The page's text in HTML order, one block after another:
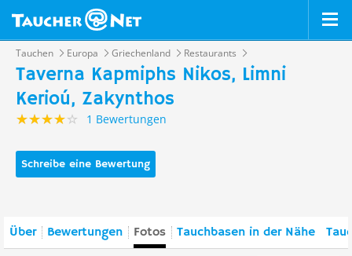
Tauchen Europa Griechenland Restaurants
Taverna Kapmiphs Nikos, Limni
Kerioú, Zakynthos
1 Bewertungen
Schreibe eine Bewertung
Über Bewertungen Fotos Tauchbasen in der Nähe